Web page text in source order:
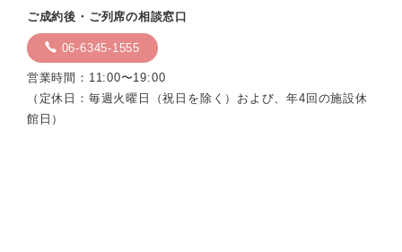
ご成約後・ご列席の相談窓口
06-6345-1555
営業時間：11:00〜19:00
（定休日：毎週火曜日（祝日を除く）および、年4回の施設休
館日）